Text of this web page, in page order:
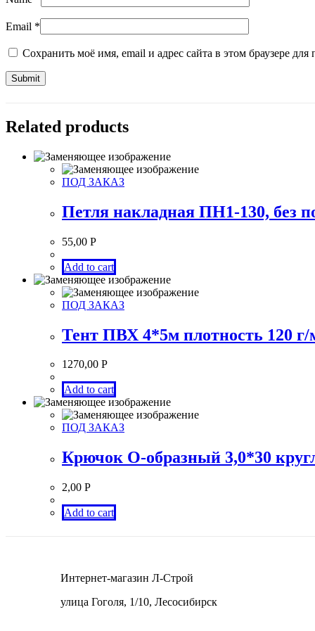
Email *
Сохранить моё имя, email и адрес сайта в этом браузере
Related products
ПОД ЗАКАЗ
Петля накладная ПН1-130, без
55,00 Р
Add to cart
ПОД ЗАКАЗ
Тент ПВХ 4*5м плотность 120
1270,00 Р
Add to cart
ПОД ЗАКАЗ
Крючок О-образный 3,0*30
2,00 Р
Add to cart
Интернет-магазин Л-Строй
улица Гоголя, 1/10, Лесосибирск